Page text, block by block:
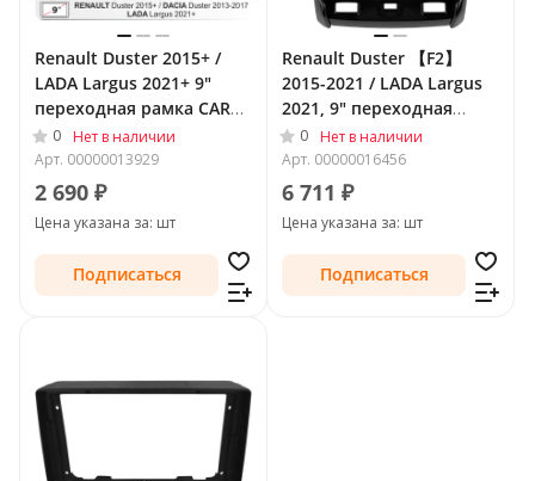
Renault Duster 2015+ /
LADA Largus 2021+ 9"
переходная рамка CARAV
22-1114
0
Нет в наличии
Арт. 00000013929
2 690 ₽
Цена указана за: шт
Подписаться
Renault Duster 【F2】
2015-2021 / LADA Largus
2021, 9" переходная
рамка Teyes 1997
0
Нет в наличии
Арт. 00000016456
6 711 ₽
Цена указана за: шт
Подписаться